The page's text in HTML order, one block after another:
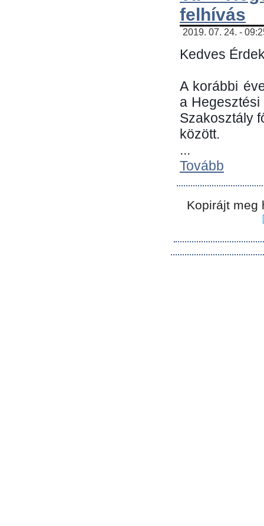
felhívás
2019. 07. 24. -
Kedves
A korábbi
a
Szakosztály
között.
...
Tovább
Kopirájt meg